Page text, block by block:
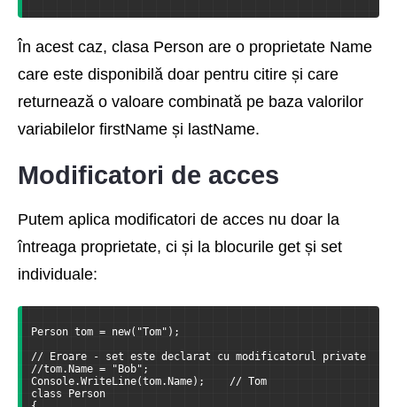
În acest caz, clasa Person are o proprietate Name
care este disponibilă doar pentru citire și care
returnează o valoare combinată pe baza valorilor
variabilelor firstName și lastName.
Modificatori de acces
Putem aplica modificatori de acces nu doar la
întreaga proprietate, ci și la blocurile get și set
individuale:
Person tom = new("Tom");
// Eroare - set este declarat cu modificatorul private
//tom.Name = "Bob";
Console.WriteLine(tom.Name);    // Tom
class Person